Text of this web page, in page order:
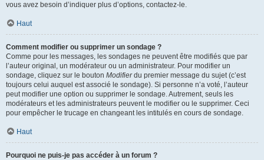
vous avez besoin d’indiquer plus d’options, contactez-le.
Haut
Comment modifier ou supprimer un sondage ?
Comme pour les messages, les sondages ne peuvent être modifiés que par
l’auteur original, un modérateur ou un administrateur. Pour modifier un
sondage, cliquez sur le bouton Modifierdu premier message du sujet (c’est
toujours celui auquel est associé le sondage). Si personne n’a voté, l’auteur
peut modifier une option ou supprimer le sondage. Autrement, seuls les
modérateurs et les administrateurs peuvent le modifier ou le supprimer. Ceci
pour empêcher le trucage en changeant les intitulés en cours de sondage.
Haut
Pourquoi ne puis-je pas accéder à un forum ?